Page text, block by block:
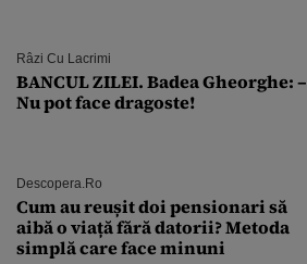
Râzi Cu Lacrimi
BANCUL ZILEI. Badea Gheorghe: –
Nu pot face dragoste!
Descopera.ro
Cum au reușit doi pensionari să
aibă o viață fără datorii? Metoda
simplă care face minuni